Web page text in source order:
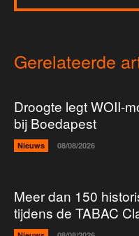
Gerelateerde
Droogte legt WOII-
bij Boedapest
Nieuws 08/08/2026
Meer dan 150
tijdens de TABAC